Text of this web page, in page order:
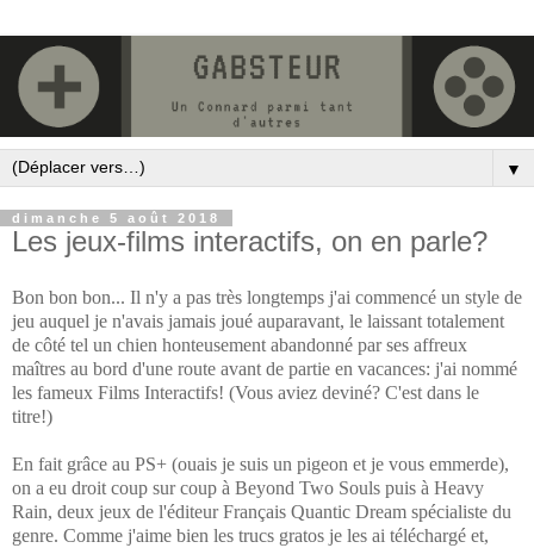
▼
dimanche 5 août 2018
Les jeux-films interactifs, on en parle?
Bon bon bon... Il n'y a pas très longtemps j'ai commencé un style de
jeu auquel je n'avais jamais joué auparavant, le laissant totalement
de côté tel un chien honteusement abandonné par ses affreux
maîtres au bord d'une route avant de partie en vacances: j'ai nommé
les fameux Films Interactifs! (Vous aviez deviné? C'est dans le
titre!)
En fait grâce au PS+ (ouais je suis un pigeon et je vous emmerde),
on a eu droit coup sur coup à Beyond Two Souls puis à Heavy
Rain, deux jeux de l'éditeur Français Quantic Dream spécialiste du
genre. Comme j'aime bien les trucs gratos je les ai téléchargé et,